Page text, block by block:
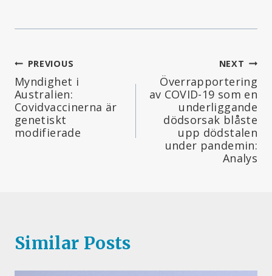
Inläggsnavigering
PREVIOUS
Myndighet i
Australien:
Covidvaccinerna är
genetiskt
modifierade
NEXT
Överrapportering
av COVID-19 som en
underliggande
dödsorsak blåste
upp dödstalen
under pandemin:
Analys
Similar Posts